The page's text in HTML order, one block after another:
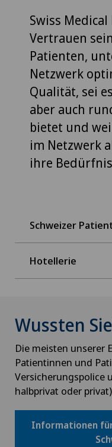
Swiss
Vertrauen
Patienten,
Netzwerk
Qualität, sei
aber auch
bietet und
im Netzwerk
ihre
Schweizer
Hotellerie
Wussten
Die meisten unserer
Patientinnen und
Versicherungspolice
halbprivat oder
Informationen